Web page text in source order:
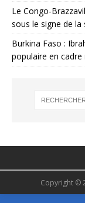
Le Congo-
sous le signe de la
Burkina Faso :
populaire en
Copyright ©